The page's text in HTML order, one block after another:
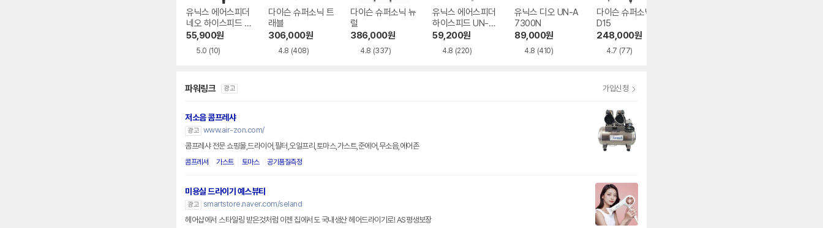
유닉스 에어스피더
네오 하이스피드 U
N-A7621
55,900원
5.0 (10)
다이슨 슈퍼소닉 트
래블
306,000원
4.8 (408)
다이슨 슈퍼소닉 뉴
럴
386,000원
4.8 (337)
유닉스 에어스피더
하이스피드 UN-A7
610
59,200원
4.8 (220)
유닉스 디오 UN-A
7300N
89,000원
4.8 (410)
다이슨 슈퍼소닉 H
D15
248,000원
4.7 (77)
파워링크 광고 가입신청
저소음 콤프레샤
광고 www.air-zon.com/
콤프레샤 전문 쇼핑몰,드라이어,필터,오일프리,토마스,가스트,준에어,무소음,에어존
콤프레셔 가스트 토마스 공기품질측정
미용실 드라이기 예스뷰티
광고 smartstore.naver.com/seland
헤어샵에서 스타일링 받은것처럼 이젠 집에서도 국내생산 헤어드라이기로! AS평생보장